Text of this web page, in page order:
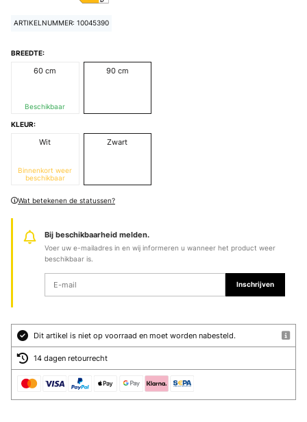
ARTIKELNUMMER: 10045390
BREEDTE:
60 cm
Beschikbaar
90 cm
KLEUR:
Wit
Binnenkort weer
beschikbaar
Zwart
Wat betekenen de statussen?
Bij beschikbaarheid melden.
Voer uw e-mailadres in en wij informeren u wanneer het product weer
beschikbaar is.
Inschrijven
Dit artikel is niet op voorraad en moet worden nabesteld.
14 dagen retourrecht